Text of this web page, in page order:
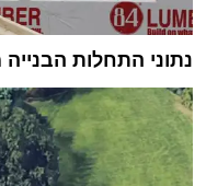
נתוני התחלות